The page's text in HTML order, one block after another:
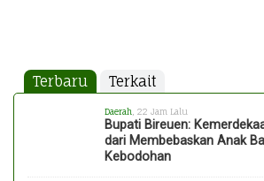
Terbaru Terkait
Daerah , 22 Jam Lalu
Bupati Bireuen:
dari Membebaskan Anak
Kebodohan